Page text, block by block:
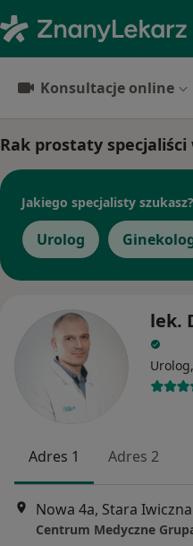
Konsultacje online
Rak prostaty specjaliści
Jakiego specjalisty szukasz?
Urolog
lek.
Adres 1 Adres 2
Nowa 4a, Stara Iwiczna